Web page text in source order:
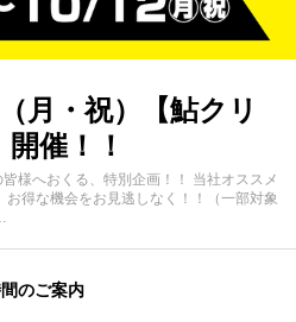
月・祝）【鮎クリ
催！！
様へおくる、特別企画！！ 当社オススメ
得な機会をお見逃しなく！！（一部対象
のご案内